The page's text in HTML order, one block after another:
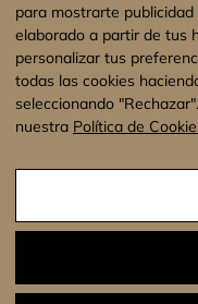
¡Estamos de
pedidos hasta el
gracias.
para mostrarte
elaborado a partir de tus
personalizar tus
todas las cookies
seleccionando
nuestra Política de